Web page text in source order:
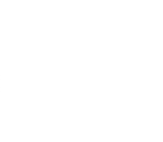
Life steht
auf